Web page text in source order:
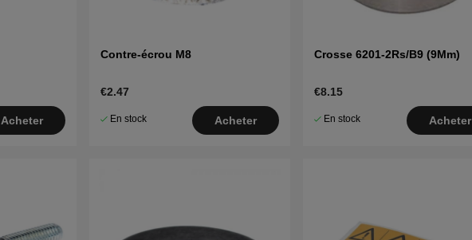
Acheter
Contre-écrou M8
€2.47
En stock Acheter
Crosse 6201-2Rs/B9 (9Mm)
€8.15
En stock Acheter